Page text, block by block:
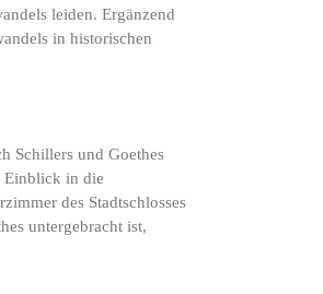
leiden. Ergänzend
in historischen
Schillers und Goethes
Einblick in die
des Stadtschlosses
untergebracht ist,